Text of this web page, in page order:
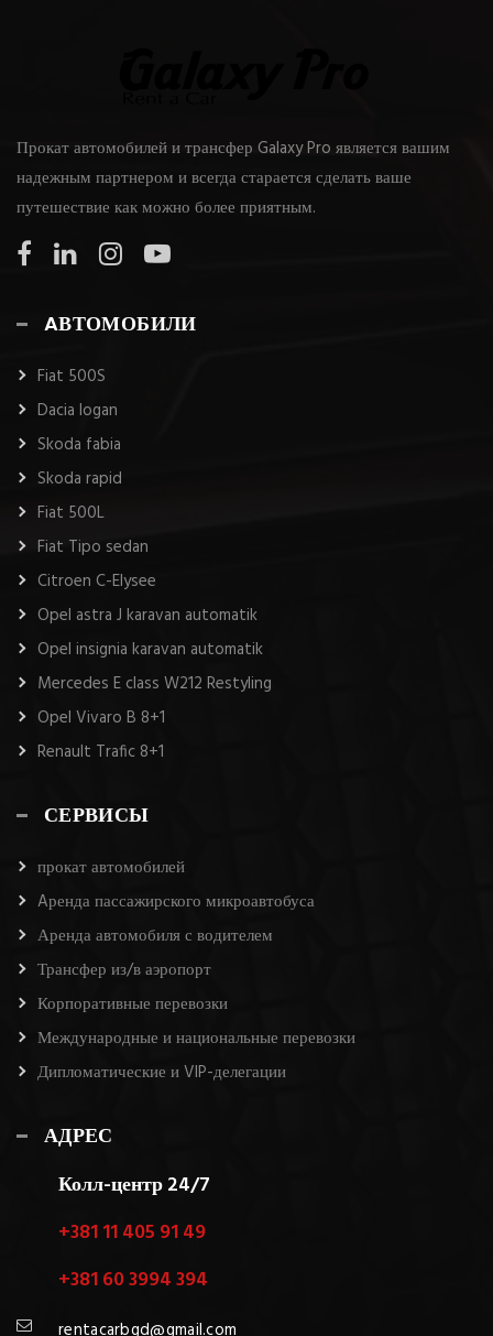
Прокат автомобилей и трансфер Galaxy Pro является вашим
надежным партнером и всегда старается сделать ваше
путешествие как можно более приятным.
AВТОМОБИЛИ
Fiat 500S
Dacia logan
Skoda fabia
Skoda rapid
Fiat 500L
Fiat Tipo sedan
Citroen C-Elysee
Opel astra J karavan automatik
Opel insignia karavan automatik
Mercedes E class W212 Restyling
Opel Vivaro B 8+1
Renault Trafic 8+1
СЕРВИСЫ
прокат автомобилей
Aренда пассажирского микроавтобуса
Аренда автомобиля с водителем
Трансфер из/в аэропорт
Корпоративные перевозки
Международные и национальные перевозки
Дипломатические и VIP-делегации
АДРЕС
Колл-центр 24/7
+381 11 405 91 49
+381 60 3994 394
rentacarbgd@gmail.com